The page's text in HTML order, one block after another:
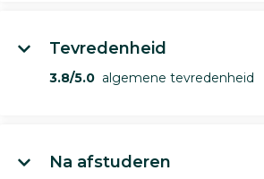
Tevredenheid
3.8/5.0 algemene tevredenheid
Na afstuderen